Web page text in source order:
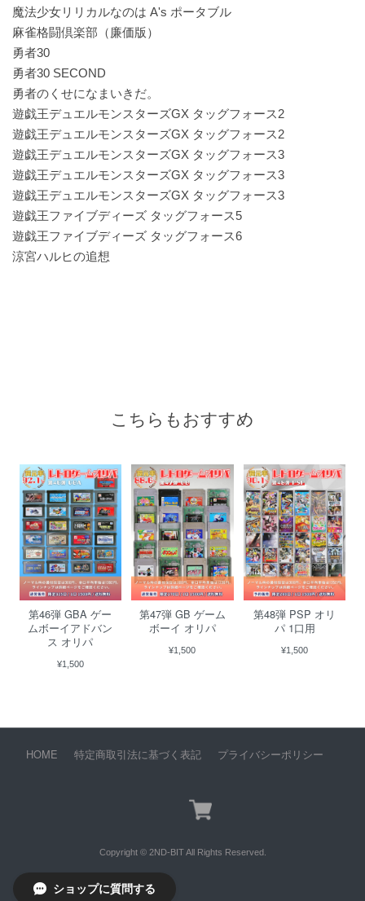
魔法少女リリカルなのは A's ポータブル
麻雀格闘倶楽部（廉価版）
勇者30
勇者30 SECOND
勇者のくせになまいきだ。
遊戯王デュエルモンスターズGX タッグフォース2
遊戯王デュエルモンスターズGX タッグフォース2
遊戯王デュエルモンスターズGX タッグフォース3
遊戯王デュエルモンスターズGX タッグフォース3
遊戯王デュエルモンスターズGX タッグフォース3
遊戯王ファイブディーズ タッグフォース5
遊戯王ファイブディーズ タッグフォース6
涼宮ハルヒの追想
こちらもおすすめ
第46弾 GBA ゲー
ムボーイアドバン
ス オリパ
¥1,500
第47弾 GB ゲーム
ボーイ オリパ
¥1,500
第48弾 PSP オリ
パ 1口用
¥1,500
HOME 特定商取引法に基づく表記 プライバシーポリシー
Copyright © 2ND-BIT All Rights Reserved.
ショップに質問する